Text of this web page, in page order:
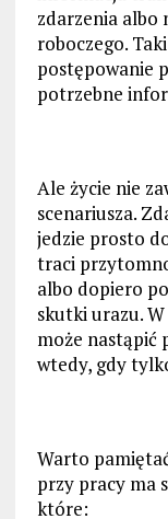
zdarzenia albo
roboczego.
postępowanie
potrzebne
Ale życie nie
scenariusza.
jedzie prosto
traci
albo dopiero
skutki urazu.
może nastąpić
wtedy, gdy
Warto
przy pracy ma
które: